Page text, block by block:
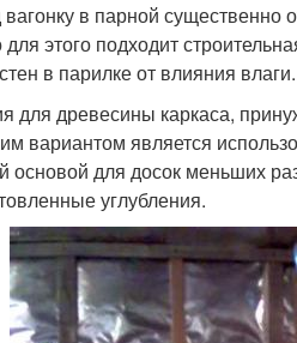
в парной
этого подходит
в парилке от влияния влаги.
для древесины каркаса,
вариантом является
основой для досок меньших
углубления.